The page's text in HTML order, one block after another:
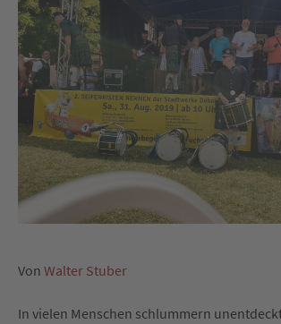
Von Walter Stuber
In vielen Menschen schlummern